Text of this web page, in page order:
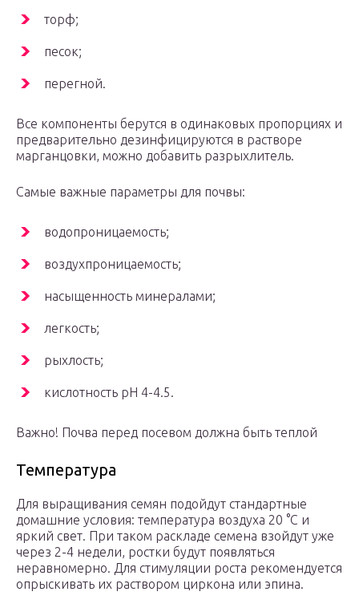
торф;
песок;
перегной.
Все компоненты берутся в одинаковых пропорциях и
предварительно дезинфицируются в растворе
марганцовки, можно добавить разрыхлитель.
Самые важные параметры для почвы:
водопроницаемость;
воздухпроницаемость;
насыщенность минералами;
легкость;
рыхлость;
кислотность pH 4-4.5.
Важно! Почва перед посевом должна быть теплой
Температура
Для выращивания семян подойдут стандартные
домашние условия: температура воздуха 20 °С и
яркий свет. При таком раскладе семена взойдут уже
через 2-4 недели, ростки будут появляться
неравномерно. Для стимуляции роста рекомендуется
опрыскивать их раствором циркона или эпина.